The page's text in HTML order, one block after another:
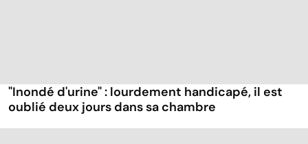
"Inondé d'urine" : lourdement handicapé, il est
oublié deux jours dans sa chambre